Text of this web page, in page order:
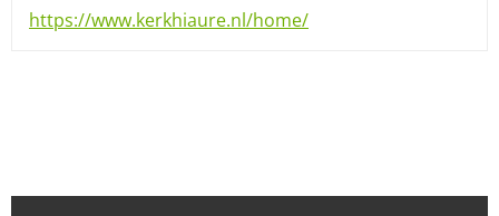
https://www.kerkhiaure.nl/home/